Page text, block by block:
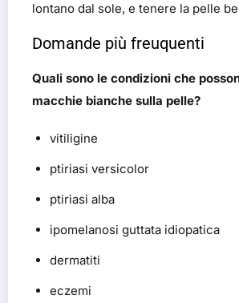
lontano dal sole, e tenere la pelle
Domande più freuquenti
Quali sono le condizioni che
macchie bianche sulla pelle?
vitiligine
ptiriasi versicolor
ptiriasi alba
ipomelanosi guttata idiopatica
dermatiti
eczemi